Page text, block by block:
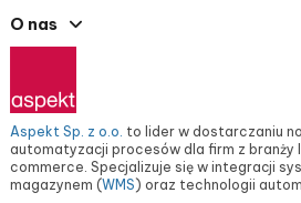
O nas
Aspekt Sp. z o.o. to lider w dostarczaniu
automatyzacji procesów dla firm z branży
commerce. Specjalizuje się w integracji
magazynem (WMS) oraz technologii